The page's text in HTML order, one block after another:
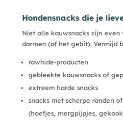
Hondensnacks die je
Niet alle kauwsnacks zijn
darmen (of het gebit). Vermijd
rawhide-producten
gebleekte kauwsnacks of
extreem harde snacks
snacks met scherpe randen
(hoefjes, mergpijpjes,